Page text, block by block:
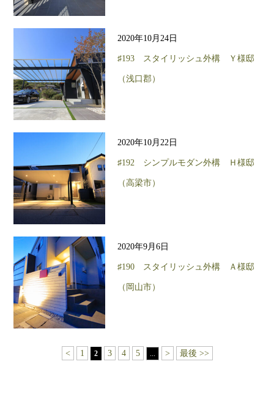
2020年10月24日
♯193 スタイリッシュ外構 Ｙ様邸
（浅口郡）
2020年10月22日
♯192 シンプルモダン外構 Ｈ様邸
（高梁市）
2020年9月6日
♯190 スタイリッシュ外構 Ａ様邸
（岡山市）
< 1 2 3 4 5 ... > 最後 >>